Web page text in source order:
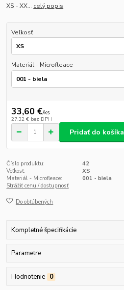
XS - XX... celý popis
Veľkosť
Materiál - Microfleace
33,60 €/ks
27,32 € bez DPH
Pridať do košíka
Číslo produktu:
42
Veľkosť:
XS
Materiál - Microfleace:
001 - biela
Strážiť cenu / dostupnosť
Do obľúbených
Kompletné špecifikácie
Parametre
Hodnotenie 0